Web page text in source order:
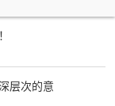
层次的意